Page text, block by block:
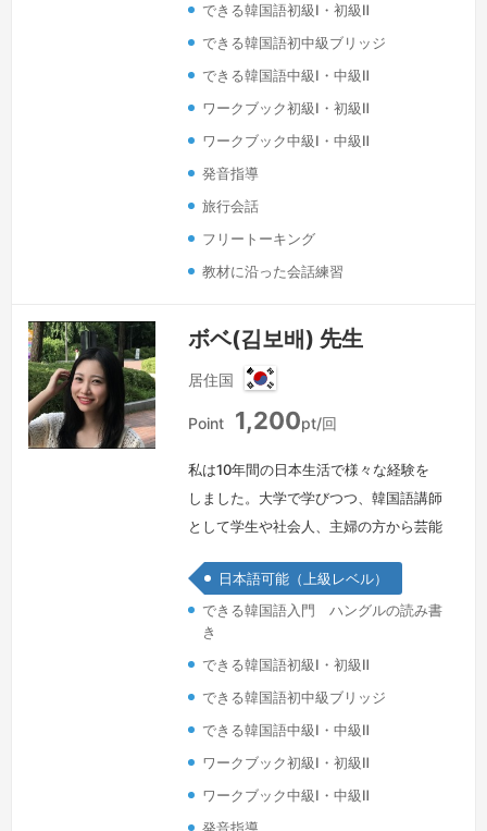
るのか、一緒に楽しく勉強していければ
良いですね。よろしくお願いいたしま
す。続きを見る »
できる韓国語初級Ⅰ・初級Ⅱ
できる韓国語初中級ブリッジ
できる韓国語中級Ⅰ・中級Ⅱ
ワークブック初級Ⅰ・初級Ⅱ
ワークブック中級Ⅰ・中級Ⅱ
発音指導
旅行会話
フリートーキング
教材に沿った会話練習
ボベ(김보배) 先生
居住国
韓
国
Point 1,200pt/回
私は10年間の日本生活で様々な経験を
しました。大学で学びつつ、韓国語講師
として学生や社会人、主婦の方から芸能
ックスや区役所でのアルバイトも経験し
ました。2019年に帰国してからは、日
韓同時通訳となるべく大学院で専門的に
勉強しつつ、YBMという韓国最大の語
学学校で日本語も教えています。私は、
言葉のプロとして「正確で」「自然な」
韓国語を楽しんでいただけるようにお教
日本語可能（上級レベル）
できる韓国語入門 ハングルの読み書
き
できる韓国語初級Ⅰ・初級Ⅱ
できる韓国語初中級ブリッジ
できる韓国語中級Ⅰ・中級Ⅱ
ワークブック初級Ⅰ・初級Ⅱ
ワークブック中級Ⅰ・中級Ⅱ